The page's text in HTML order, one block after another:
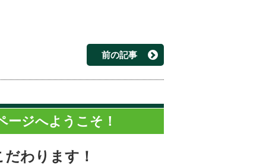
前の記事
ージへようこそ！
わります！